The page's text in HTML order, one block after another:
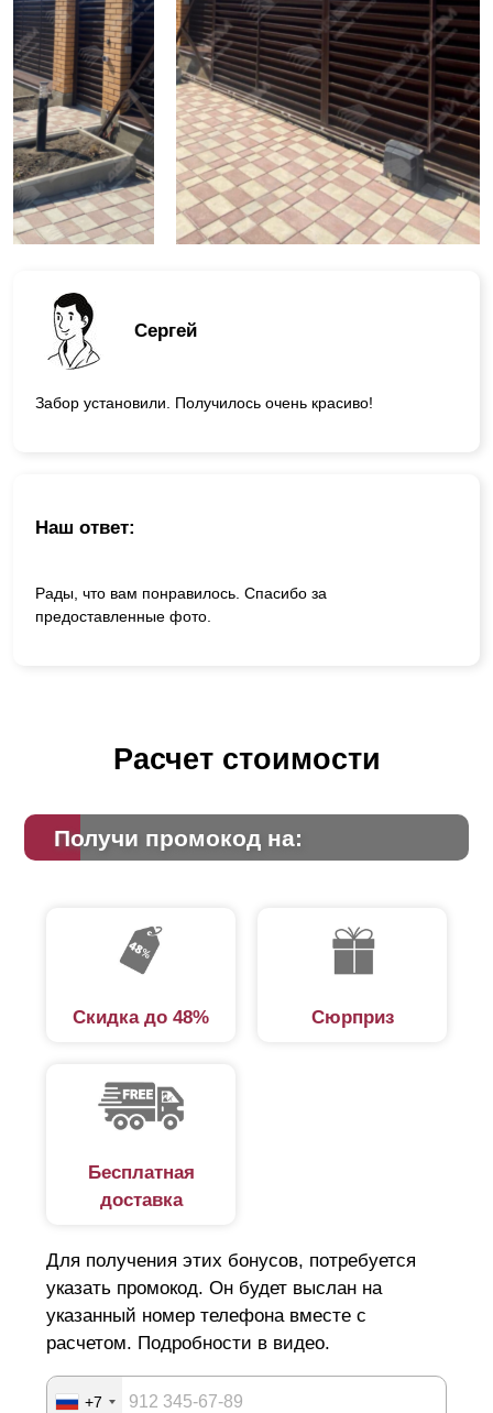
Сергей
Забор установили. Получилось очень красиво!
Наш ответ:
Рады, что вам понравилось. Спасибо за
предоставленные фото.
Расчет стоимости
Получи промокод на:
Скидка до 48% Сюрприз
Бесплатная
доставка
Для получения этих бонусов, потребуется
указать промокод. Он будет выслан на
указанный номер телефона вместе с
расчетом. Подробности в видео.
+7